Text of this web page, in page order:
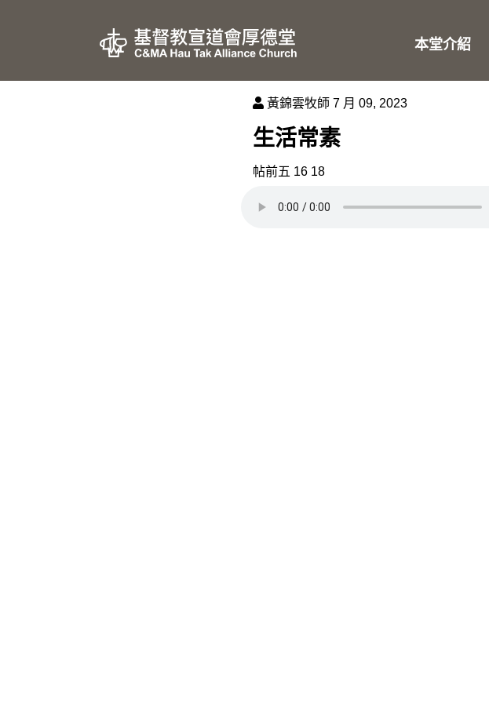
本堂介紹
黃錦雲牧師 7 月 09, 2023
生活常素
帖前五 16 18